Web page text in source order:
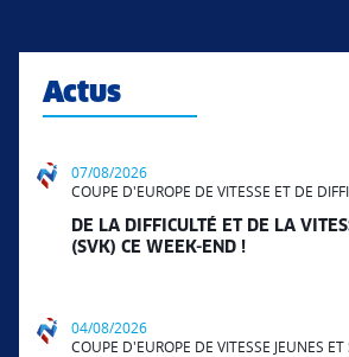
Actus
07/08/2026
COUPE D'EUROPE DE VITESSE ET DE
DE LA DIFFICULTÉ ET DE LA
(SVK) CE WEEK-END !
04/08/2026
COUPE D'EUROPE DE VITESSE JEUNES ET